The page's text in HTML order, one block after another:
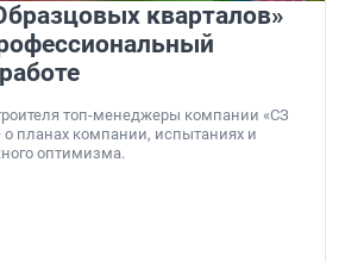
кварталов»
топ-менеджеры компании «СЗ
о планах компании, испытаниях и
оптимизма.